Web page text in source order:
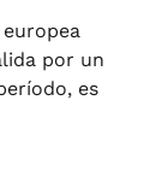
por un
es